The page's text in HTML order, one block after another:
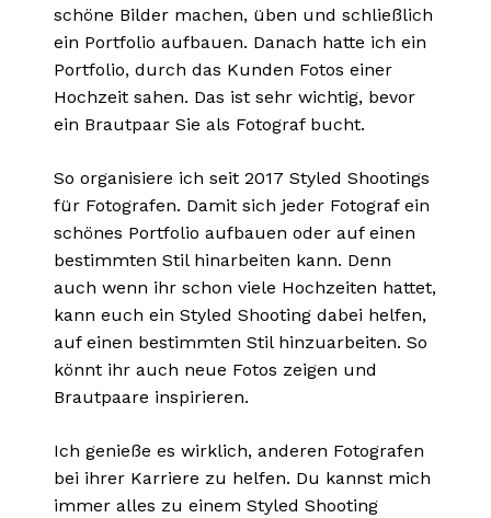
schöne Bilder machen, üben und schließlich
ein Portfolio aufbauen. Danach hatte ich ein
Portfolio, durch das Kunden Fotos einer
Hochzeit sahen. Das ist sehr wichtig, bevor
ein Brautpaar Sie als Fotograf bucht.
So organisiere ich seit 2017 Styled Shootings
für Fotografen. Damit sich jeder Fotograf ein
schönes Portfolio aufbauen oder auf einen
bestimmten Stil hinarbeiten kann. Denn
auch wenn ihr schon viele Hochzeiten hattet,
kann euch ein Styled Shooting dabei helfen,
auf einen bestimmten Stil hinzuarbeiten. So
könnt ihr auch neue Fotos zeigen und
Brautpaare inspirieren.
Ich genieße es wirklich, anderen Fotografen
bei ihrer Karriere zu helfen. Du kannst mich
immer alles zu einem Styled Shooting